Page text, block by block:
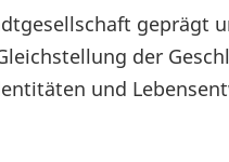
geprägt
der
und